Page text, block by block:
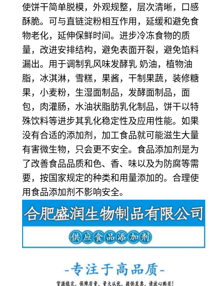
使饼干简单脱模，外观规整，层次清晰，口感
酥脆。 可与直链淀粉相互作用，延缓和避免食
物老化，延伸保鲜时间。 进步冷冻食物的质
量，改进安排结构，避免表面开裂，避免馅料
漏出。 用于调制乳风味发酵乳 奶油，植物油
脂，冰淇淋，雪糕，果酱，干制果蔬，装修糖
果，小麦粉，生湿面制品，发酵面制品，面
包，肉灌肠，水油状脂肪乳化制品，饼干以特
殊饮料等进步其乳化稳定性及应用性能。如果
没有合适的添加剂，加工食品就可能滋生大量
有害微生物，只会更不安全。食品添加剂是为
了改善食品品质和色、香、味以及为防腐等需
要，按国家规定的种类和用量添加的。合理使
用食品添加剂不影响安全。